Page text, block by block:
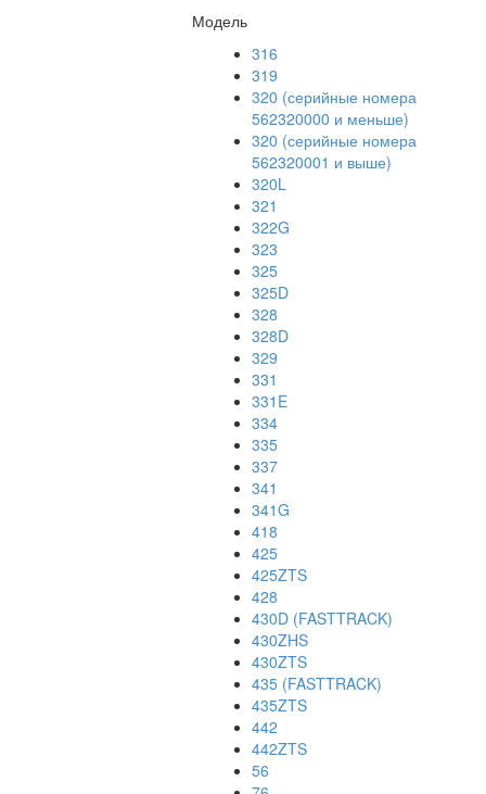
Модель
316
319
320 (серийные номера
562320000 и меньше)
320 (серийные номера
562320001 и выше)
320L
321
322G
323
325
325D
328
328D
329
331
331E
334
335
337
341
341G
418
425
425ZTS
428
430D (FASTTRACK)
430ZHS
430ZTS
435 (FASTTRACK)
435ZTS
442
442ZTS
56